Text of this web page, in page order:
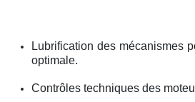
Lubrification des mécanismes
optimale.
Contrôles techniques des